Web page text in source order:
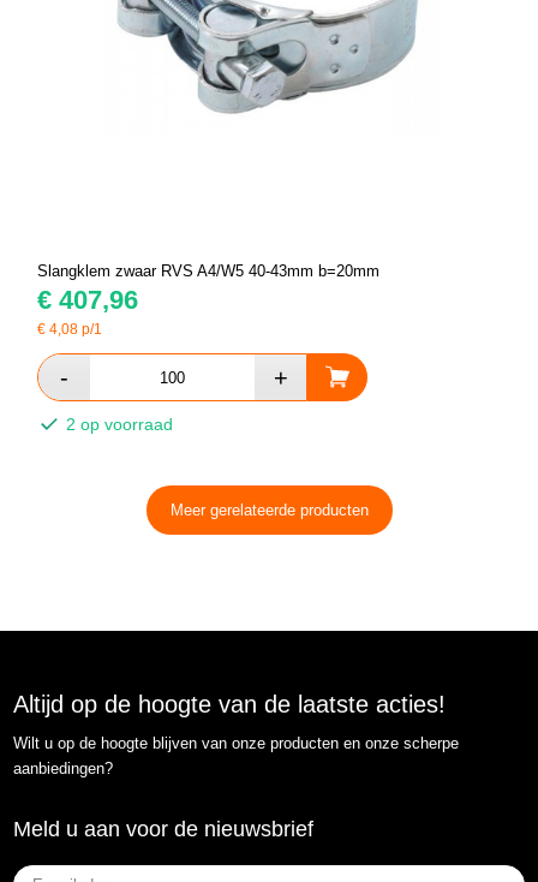
Slangklem zwaar RVS A4/W5 40-43mm b=20mm
€ 407,96
€ 4,08 p/1
2 op voorraad
Meer gerelateerde producten
Altijd op de hoogte van de laatste acties!
Wilt u op de hoogte blijven van onze producten en onze scherpe
aanbiedingen?
Meld u aan voor de nieuwsbrief
E-